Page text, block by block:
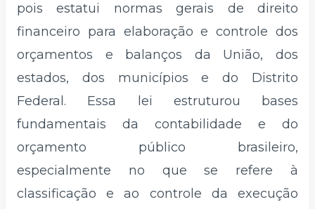
pois estatui normas gerais de direito
financeiro para elaboração e controle dos
orçamentos e balanços da União, dos
estados, dos municípios e do Distrito
Federal. Essa lei estruturou bases
fundamentais da contabilidade e do
orçamento público brasileiro,
especialmente no que se refere à
classificação e ao controle da execução